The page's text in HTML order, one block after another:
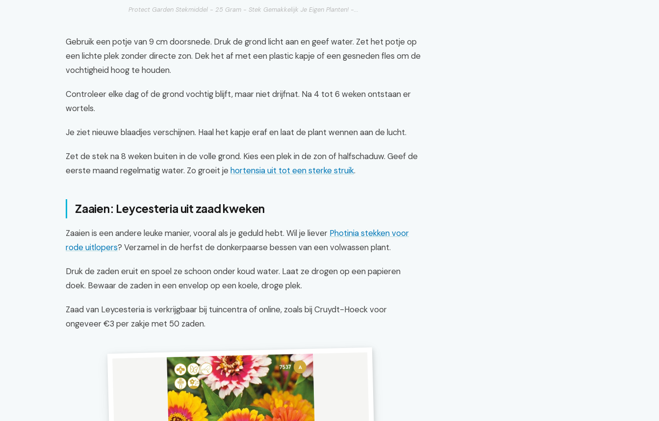
Protect Garden Stekmiddel - 25 Gram - Stek Gemakkelijk Je Eigen Planten! -...
Gebruik een potje van 9 cm doorsnede. Druk de grond licht aan en geef water. Zet het potje op
een lichte plek zonder directe zon. Dek het af met een plastic kapje of een gesneden fles om de
vochtigheid hoog te houden.
Controleer elke dag of de grond vochtig blijft, maar niet drijfnat. Na 4 tot 6 weken ontstaan er
wortels.
Je ziet nieuwe blaadjes verschijnen. Haal het kapje eraf en laat de plant wennen aan de lucht.
Zet de stek na 8 weken buiten in de volle grond. Kies een plek in de zon of halfschaduw. Geef de
eerste maand regelmatig water. Zo groeit je hortensia uit tot een sterke struik.
Zaaien: Leycesteria uit zaad kweken
Zaaien is een andere leuke manier, vooral als je geduld hebt. Wil je liever Photinia stekken voor
rode uitlopers? Verzamel in de herfst de donkerpaarse bessen van een volwassen plant.
Druk de zaden eruit en spoel ze schoon onder koud water. Laat ze drogen op een papieren
doek. Bewaar de zaden in een envelop op een koele, droge plek.
Zaad van Leycesteria is verkrijgbaar bij tuincentra of online, zoals bij Cruydt-Hoeck voor
ongeveer €3 per zakje met 50 zaden.